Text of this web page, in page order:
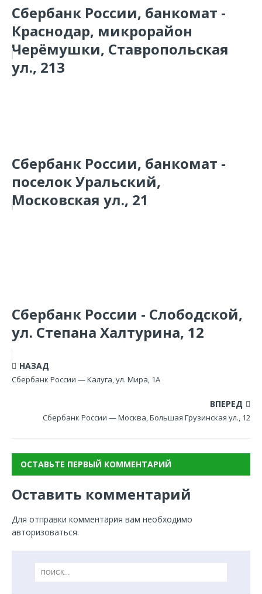
Сбербанк России, банкомат -
Краснодар, микрорайон
Черёмушки, Ставропольская
ул., 213
Сбербанк России, банкомат -
поселок Уральский,
Московская ул., 21
Сбербанк России - Слободской,
ул. Степана Халтурина, 12
НАЗАД
Сбербанк России — Калуга, ул. Мира, 1А
ВПЕРЕД
Сбербанк России — Москва, Большая Грузинская ул., 12
ОСТАВЬТЕ ПЕРВЫЙ КОММЕНТАРИЙ
Оставить комментарий
Для отправки комментария вам необходимо
авторизоваться.